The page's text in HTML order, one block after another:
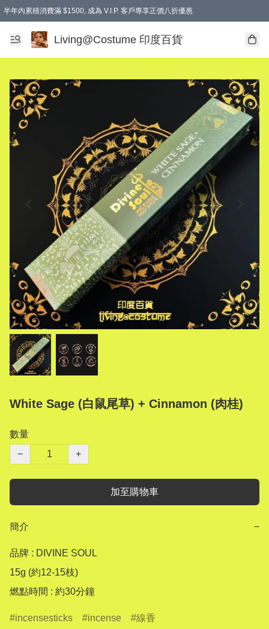
半年內累積消費滿 $1500, 成為 V.I.P. 客戶專享正價八折優惠
滿$600免本地運費
Living@Costume 印度百貨
White Sage (白鼠尾草) + Cinnamon (肉桂)
數量
−
+
加至購物車
簡介 −
品牌 : DIVINE SOUL
15g (約12-15枝)
燃點時間 : 約30分鐘
incensesticks incense 線香